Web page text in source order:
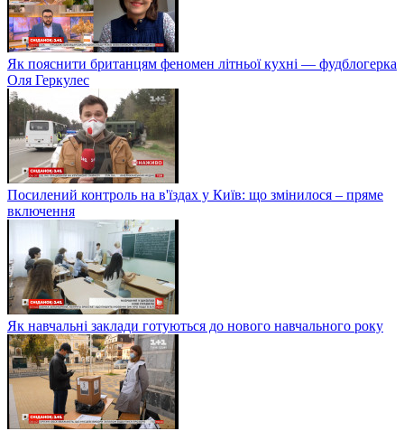
Як пояснити британцям феномен літньої кухні — фудблогерка
Оля Геркулес
Посилений контроль на в'їздах у Київ: що змінилося – пряме
включення
Як навчальні заклади готуються до нового навчального року